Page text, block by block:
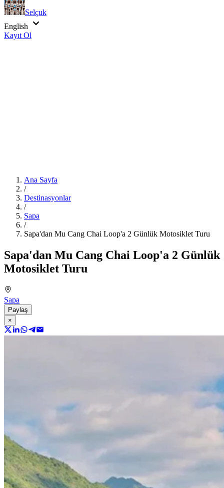
Selçuk
English
Kayıt Ol
Ana Sayfa
/
Destinasyonlar
/
Sapa
/
Sapa'dan Mu Cang Chai Loop'a 2 Günlük Motosiklet Turu
Sapa'dan Mu Cang Chai Loop'a 2 Günlük
Motosiklet Turu
Sapa
Paylaş
×